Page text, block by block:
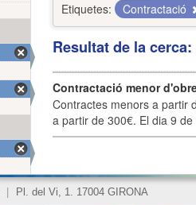
Etiquetes:
Contractació
Resultat de la
Contractació menor
Contractes menors a partir
a partir de 300€. El dia 9
Pl. del Vi, 1. 17004 GIRONA